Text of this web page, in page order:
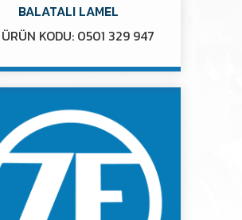
BALATALI LAMEL
ÜRÜN KODU: 0501 329 947